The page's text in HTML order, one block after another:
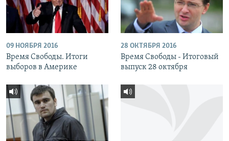
09 НОЯБРЯ 2016
Время Свободы. Итоги
выборов в Америке
28 ОКТЯБРЯ 2016
Время Свободы - Итоговый
выпуск 28 октября